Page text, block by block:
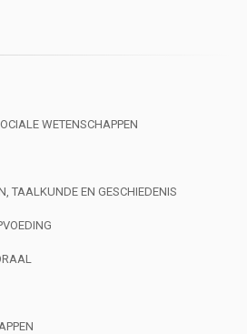
WETENSCHAPPEN
TAALKUNDE EN GESCHIEDENIS